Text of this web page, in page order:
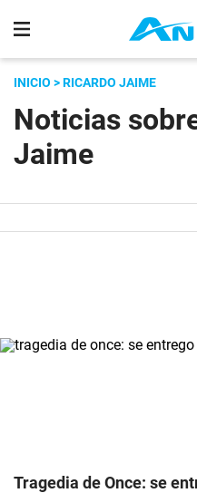
INICIO > RICARDO JAIME
Noticias
Jaime
Tragedia de Once: se